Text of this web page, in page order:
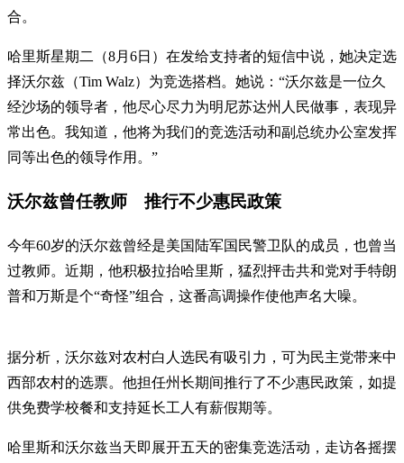
合。
哈里斯星期二（8月6日）在发给支持者的短信中说，她决定选
择沃尔兹（Tim Walz）为竞选搭档。她说：“沃尔兹是一位久
经沙场的领导者，他尽心尽力为明尼苏达州人民做事，表现异
常出色。我知道，他将为我们的竞选活动和副总统办公室发挥
同等出色的领导作用。”
沃尔兹曾任教师 推行不少惠民政策
今年60岁的沃尔兹曾经是美国陆军国民警卫队的成员，也曾当
过教师。近期，他积极拉抬哈里斯，猛烈抨击共和党对手特朗
普和万斯是个“奇怪”组合，这番高调操作使他声名大噪。
据分析，沃尔兹对农村白人选民有吸引力，可为民主党带来中
西部农村的选票。他担任州长期间推行了不少惠民政策，如提
供免费学校餐和支持延长工人有薪假期等。
哈里斯和沃尔兹当天即展开五天的密集竞选活动，走访各摇摆